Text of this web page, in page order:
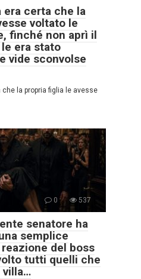
era certa che la
voltato le
finché non aprì il
era stato
vide sconvolse
che la propria figlia le avesse
0 537
senatore ha
semplice
del boss
tutti quelli che
villa…